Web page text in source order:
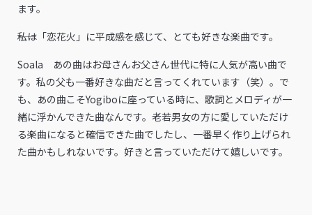
ます。
――私は「恋花火」に平成感を感じて、とても好きな楽曲です。
Soala あの曲はお母さんお父さん世代に特に人気が高い曲で
す。私の父も一番好きな曲だと言ってくれています（笑）。で
も、あの曲こそYogiboに座っている時に、歌詞とメロディが一
緒に浮かんできた曲なんです。老若男女の方に愛していただけ
る楽曲になると確信できた曲でしたし、一番早く作り上げられ
た曲かもしれないです。好きと言っていただけて嬉しいです。